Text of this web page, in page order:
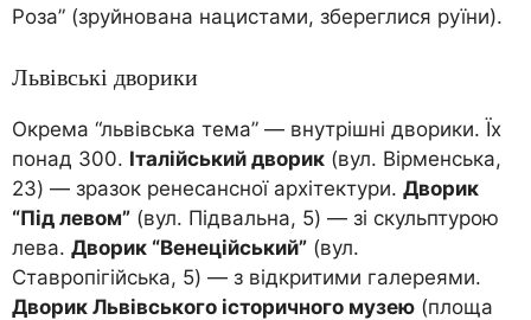
Роза” (зруйнована нацистами, збереглися руїни).
Львівські дворики
Окрема “львівська тема” — внутрішні дворики. Їх
понад 300. Італійський дворик (вул. Вірменська,
23) — зразок ренесансної архітектури. Дворик
“Під левом” (вул. Підвальна, 5) — зі скульптурою
лева. Дворик “Венеційський” (вул.
Ставропігійська, 5) — з відкритими галереями.
Дворик Львівського історичного музею (площа